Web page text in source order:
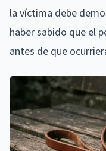
la víctima debe
haber sabido que el
antes de que